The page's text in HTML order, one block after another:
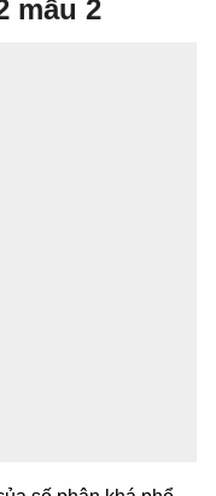
mẫu 2